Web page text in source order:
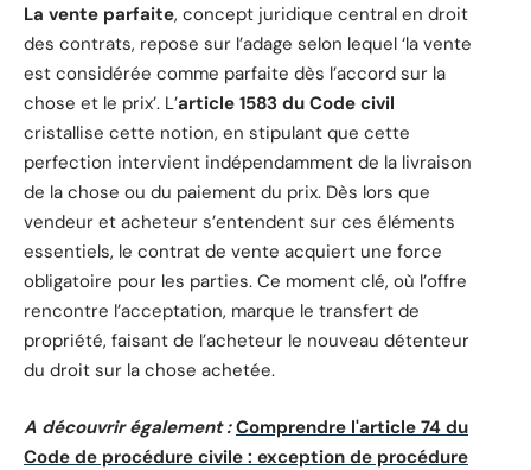
La vente parfaite, concept juridique central en droit
des contrats, repose sur l’adage selon lequel ‘la vente
est considérée comme parfaite dès l’accord sur la
chose et le prix’. L’article 1583 du Code civil
cristallise cette notion, en stipulant que cette
perfection intervient indépendamment de la livraison
de la chose ou du paiement du prix. Dès lors que
vendeur et acheteur s’entendent sur ces éléments
essentiels, le contrat de vente acquiert une force
obligatoire pour les parties. Ce moment clé, où l’offre
rencontre l’acceptation, marque le transfert de
propriété, faisant de l’acheteur le nouveau détenteur
du droit sur la chose achetée.
A découvrir également : Comprendre l'article 74 du
Code de procédure civile : exception de procédure